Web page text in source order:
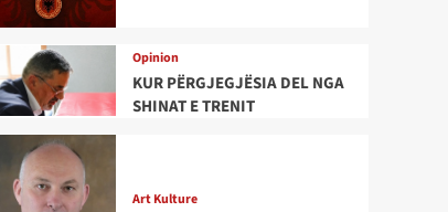
Opinion
KUR PËRGJEGJËSIA DEL NGA
SHINAT E TRENIT
Art Kulture